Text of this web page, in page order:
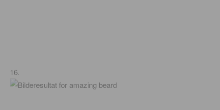
16.